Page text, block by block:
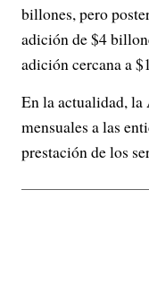
billones, pero
adición de $4
adición cercana a
En la actualidad,
mensuales a las
prestación de los